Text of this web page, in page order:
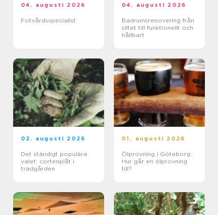
04. augusti 2026
Fotvårdsspecialist
04. augusti 2026
Badrumsrenovering från
slitet till funktionellt och
hållbart
02. augusti 2026
Det ständigt populära
valet: cortenplåt i
trädgården
01. augusti 2026
Ölprovning i Göteborg:
Hur går en ölprovning
till?